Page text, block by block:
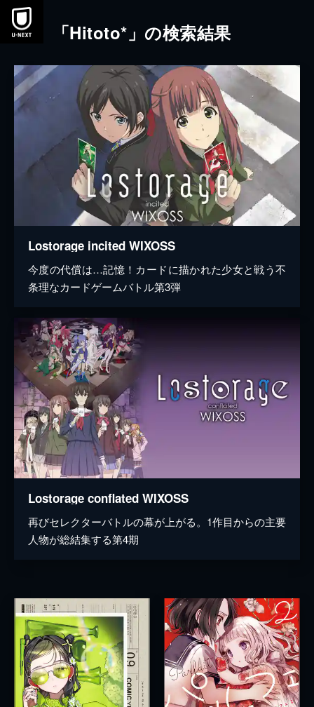
本文へスキップ
「Hitoto*」の検索結果
Lostorage incited WIXOSS
今度の代償は…記憶！カードに描かれた少女と戦う不
条理なカードゲームバトル第3弾
Lostorage conflated WIXOSS
再びセレクターバトルの幕が上がる。1作目からの主要
人物が総結集する第4期